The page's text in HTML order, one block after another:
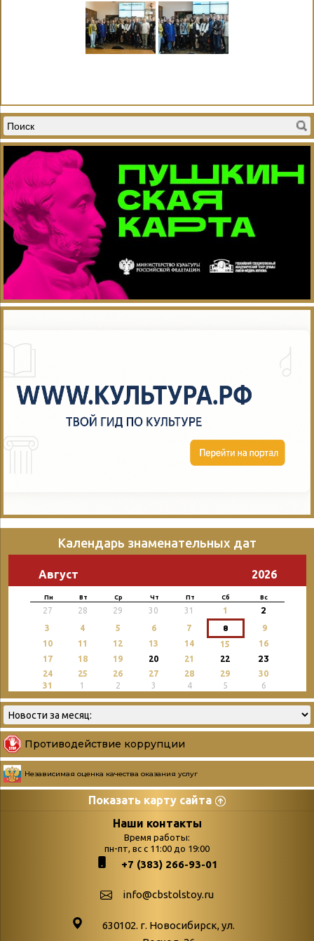
Календарь знаменательных дат
Август 2026
Пн Вт Ср Чт Пт Сб Вс
27 28 29 30 31 1 2
3 4 5 6 7 8
9
10
11 12 13 14 15
16
17
18 19 20 21 22 23
24 25 26 27 28 29
30
31
1 2 3 4 5 6
Противодействие коррупции
Независимая оценка качества оказания услуг
Показать карту сайта
Страницы
podvedenie-itogov-festivalya-
paskhalnaya-palitra
поступлений
Война. Народ.
Наши контакты
Время работы:
пн-пт, вс с 11:00 до 19:00
+7 (383) 266-93-01
info@cbstolstoy.ru
630102. г. Новосибирск, ул.